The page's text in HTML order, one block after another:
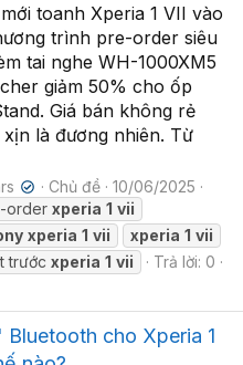
toanh Xperia 1 VII vào
trình pre-order siêu
tai nghe WH-1000XM5
giảm 50% cho ốp
Giá bán không rẻ
là đương nhiên. Từ
✔ Chủ đề
10/06/2025
order xperia 1 vii
xperia 1 vii xperia 1 vii
trước xperia 1 vii
Trả lời: 0
cho Xperia 1